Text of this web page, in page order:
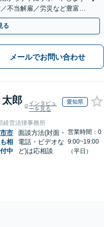
不当解雇／労災など豊富な
休日対応】
る
メールでお問い合わせ
郎
インタビュ
ーを見る
愛知県
経営法律事務所
市
相
中
面談方法(対面・
電話・ビデオな
ど)は応相談
営業時間：0
9:00~19:00
（平日）